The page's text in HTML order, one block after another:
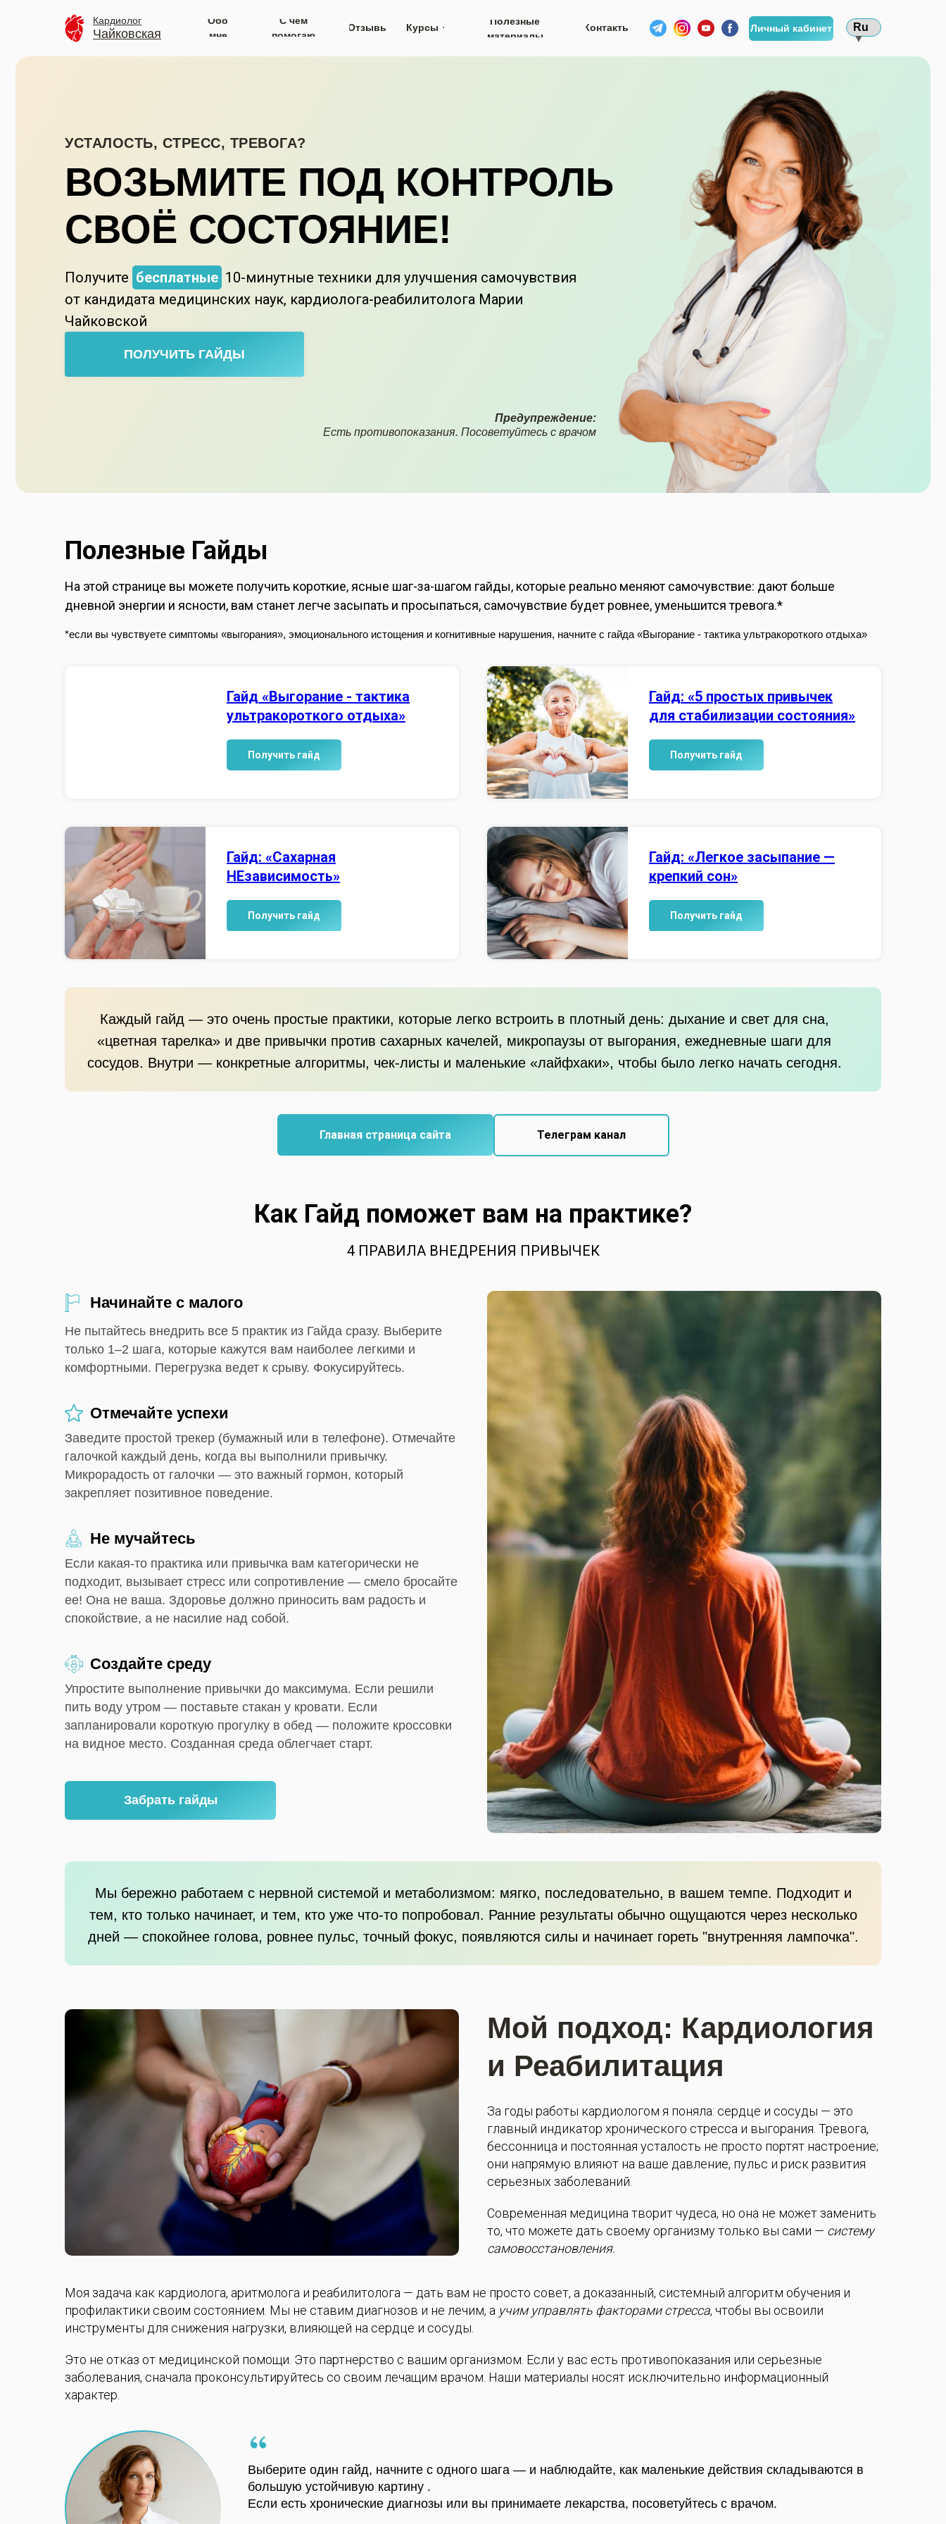
Кардиолог
Чайковская
Обо
мне
Отзывы Курсы
Полезные
материалы
Личный кабинет
Контакты
С чем
помогаю
Ru
▼
Предупреждение:
Есть противопоказания. Посоветуйтесь с врачом
ВОЗЬМИТЕ ПОД КОНТРОЛЬ
СВОЁ СОСТОЯНИЕ!
ПОЛУЧИТЬ ГАЙДЫ
УСТАЛОСТЬ, СТРЕСС, ТРЕВОГА?
Получите бесплатные 10-минутные техники для улучшения самочувствия
от кандидата медицинских наук, кардиолога-реабилитолога Марии
Чайковской
Полезные Гайды
На этой странице вы можете получить короткие, ясные шаг-за-шагом гайды, которые реально меняют самочувствие: дают больше
дневной энергии и ясности, вам станет легче засыпать и просыпаться, самочувствие будет ровнее, уменьшится тревога.*
*если вы чувствуете симптомы «выгорания», эмоционального истощения и когнитивные нарушения, начните с гайда «Выгорание - тактика ультракороткого отдыха»
Гайд «Выгорание - тактика
ультракороткого отдыха»
Получить гайд
Гайд: «5 простых привычек
для стабилизации состояния»
Получить гайд
Гайд: «Сахарная
НЕзависимость»
Получить гайд
Гайд: «Легкое засыпание —
крепкий сон»
Получить гайд
Каждый гайд — это очень простые практики, которые легко встроить в плотный день: дыхание и свет для сна,
«цветная тарелка» и две привычки против сахарных качелей, микропаузы от выгорания, ежедневные шаги для
сосудов. Внутри — конкретные алгоритмы, чек-листы и маленькие «лайфхаки», чтобы было легко начать сегодня.
Главная страница сайта Телеграм канал
Как Гайд поможет вам на практике?
4 ПРАВИЛА ВНЕДРЕНИЯ ПРИВЫЧЕК
Начинайте с малого
Не пытайтесь внедрить все 5 практик из Гайда сразу. Выберите
только 1–2 шага, которые кажутся вам наиболее легкими и
комфортными. Перегрузка ведет к срыву. Фокусируйтесь.
Отмечайте успехи
Заведите простой трекер (бумажный или в телефоне). Отмечайте
галочкой каждый день, когда вы выполнили привычку.
Микрорадость от галочки — это важный гормон, который
закрепляет позитивное поведение.
Не мучайтесь
Если какая-то практика или привычка вам категорически не
подходит, вызывает стресс или сопротивление — смело бросайте
ее! Она не ваша. Здоровье должно приносить вам радость и
спокойствие, а не насилие над собой.
Создайте среду
Упростите выполнение привычки до максимума. Если решили
пить воду утром — поставьте стакан у кровати. Если
запланировали короткую прогулку в обед — положите кроссовки
на видное место. Созданная среда облегчает старт.
Забрать гайды
Мы бережно работаем с нервной системой и метаболизмом: мягко, последовательно, в вашем темпе. Подходит и
тем, кто только начинает, и тем, кто уже что-то попробовал. Ранние результаты обычно ощущаются через несколько
дней — спокойнее голова, ровнее пульс, точный фокус, появляются силы и начинает гореть "внутренняя лампочка".
Мой подход: Кардиология
и Реабилитация
За годы работы кардиологом я поняла: сердце и сосуды — это
главный индикатор хронического стресса и выгорания. Тревога,
бессонница и постоянная усталость не просто портят настроение;
они напрямую влияют на ваше давление, пульс и риск развития
серьезных заболеваний.
Современная медицина творит чудеса, но она не может заменить
то, что можете дать своему организму только вы сами — систему
самовосстановления.
Моя задача как кардиолога, аритмолога и реабилитолога — дать вам не просто совет, а доказанный, системный алгоритм обучения и
профилактики своим состоянием. Мы не ставим диагнозов и не лечим, а учим управлять факторами стресса, чтобы вы освоили
инструменты для снижения нагрузки, влияющей на сердце и сосуды.
Это не отказ от медицинской помощи. Это партнерство с вашим организмом. Если у вас есть противопоказания или серьезные
заболевания, сначала проконсультируйтесь со своим лечащим врачом. Наши материалы носят исключительно информационный
характер.
Выберите один гайд, начните с одного шага — и наблюдайте, как маленькие действия складываются в
большую устойчивую картину .
Если есть хронические диагнозы или вы принимаете лекарства, посоветуйтесь с врачом.